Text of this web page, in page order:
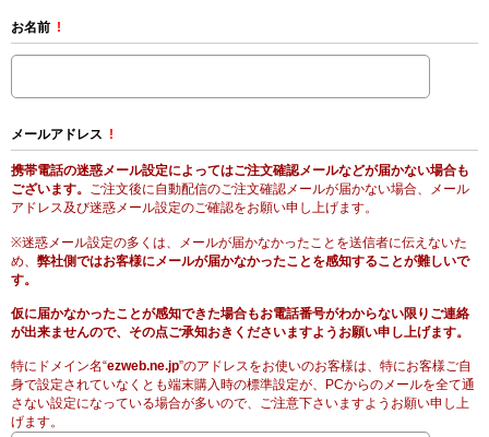
お名前 !
メールアドレス !
携帯電話の迷惑メール設定によってはご注文確認メールなどが届かない場合も
ございます。 ご注文後に自動配信のご注文確認メールが届かない場合、メール
アドレス及び迷惑メール設定のご確認をお願い申し上げます。
※迷惑メール設定の多くは、メールが届かなかったことを送信者に伝えないた
め、 弊社側ではお客様にメールが届かなかったことを感知することが難しいで
す。
仮に届かなかったことが感知できた場合もお電話番号がわからない限りご連絡
が出来ませんので、その点ご承知おきくださいますようお願い申し上げます。
特にドメイン名“ezweb.ne.jp”のアドレスをお使いのお客様は、特にお客様ご自
身で設定されていなくとも端末購入時の標準設定が、PCからのメールを全て通
さない設定になっている場合が多いので、ご注意下さいますようお願い申し上
げます。